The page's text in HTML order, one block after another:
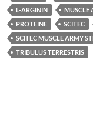
L-ARGININ
MUSCLE
PROTEINE
SCITEC
SCITEC MUSCLE ARMY
TRIBULUS TERRESTRIS